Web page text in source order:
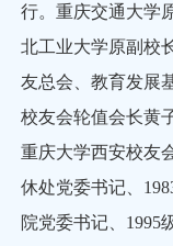
行。重庆交通大学
北工业大学原副校
友总会、教育发展
校友会轮值会长黄
重庆大学西安校友
休处党委书记、
院党委书记、1995